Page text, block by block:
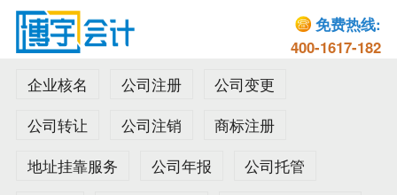
免费热线:
400-1617-182
企业核名
公司注册
公司变更
公司转让
公司注销
商标注册
地址挂靠服务
公司年报
公司托管